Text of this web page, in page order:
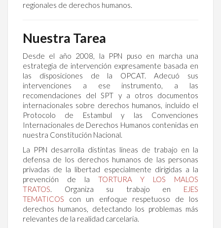
regionales de derechos humanos.
Nuestra Tarea
Desde el año 2008, la PPN puso en marcha una
estrategia de intervención expresamente basada en
las disposiciones de la OPCAT. Adecuó sus
intervenciones a ese instrumento, a las
recomendaciones del SPT y a otros documentos
internacionales sobre derechos humanos, incluido el
Protocolo de Estambul y las Convenciones
Internacionales de Derechos Humanos contenidas en
nuestra Constitución Nacional.
La PPN desarrolla distintas líneas de trabajo en la
defensa de los derechos humanos de las personas
privadas de la libertad especialmente dirigidas a la
prevención de la TORTURA Y LOS MALOS
TRATOS. Organiza su trabajo en EJES
TEMATICOS
con un enfoque respetuoso de los
derechos humanos, detectando los problemas más
relevantes de la realidad carcelaria.